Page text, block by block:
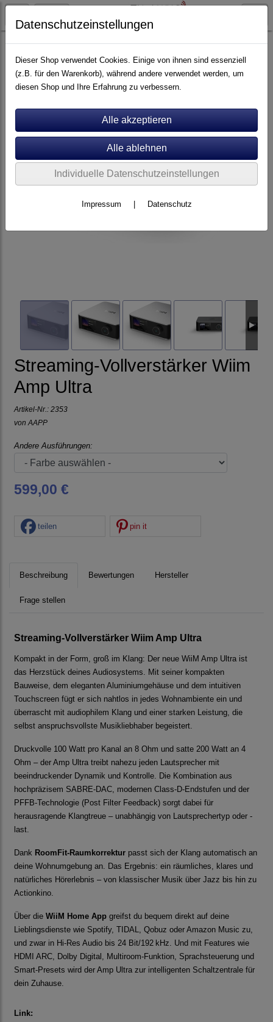
Elektronik Vollverstärker
Streaming-Vollverstärker Wiim
Amp Ultra
Artikel-Nr.: 2353
von AAPP
Andere Ausführungen:
599,00 €
teilen pin it
Beschreibung Bewertungen Hersteller
Frage stellen
Streaming-Vollverstärker Wiim Amp Ultra
Kompakt in der Form, groß im Klang: Der neue WiiM Amp Ultra ist
das Herzstück deines Audiosystems. Mit seiner kompakten
Bauweise, dem eleganten Aluminiumgehäuse und dem intuitiven
Touchscreen fügt er sich nahtlos in jedes Wohnambiente ein und
überrascht mit audiophilem Klang und einer starken Leistung, die
selbst anspruchsvollste Musikliebhaber begeistert.
Druckvolle 100 Watt pro Kanal an 8 Ohm und satte 200 Watt an 4
Ohm – der Amp Ultra treibt nahezu jeden Lautsprecher mit
beeindruckender Dynamik und Kontrolle. Die Kombination aus
hochpräzisem SABRE-DAC, modernen Class-D-Endstufen und der
PFFB-Technologie (Post Filter Feedback) sorgt dabei für
herausragende Klangtreue – unabhängig von Lautsprechertyp oder -
last.
Dank RoomFit-Raumkorrektur passt sich der Klang automatisch an
deine Wohnumgebung an. Das Ergebnis: ein räumliches, klares und
natürliches Hörerlebnis – von klassischer Musik über Jazz bis hin zu
Actionkino.
Über die WiiM Home App greifst du bequem direkt auf deine
Lieblingsdienste wie Spotify, TIDAL, Qobuz oder Amazon Music zu,
und zwar in Hi-Res Audio bis 24 Bit/192 kHz. Und mit Features wie
HDMI ARC, Dolby Digital, Multiroom-Funktion, Sprachsteuerung und
Smart-Presets wird der Amp Ultra zur intelligenten Schaltzentrale für
dein Zuhause.
Link:
Datenschutzeinstellungen
Dieser Shop verwendet Cookies. Einige von ihnen sind essenziell
(z.B. für den Warenkorb), während andere verwendet werden, um
diesen Shop und Ihre Erfahrung zu verbessern.
Individuelle Datenschutzeinstellungen
Impressum Datenschutz